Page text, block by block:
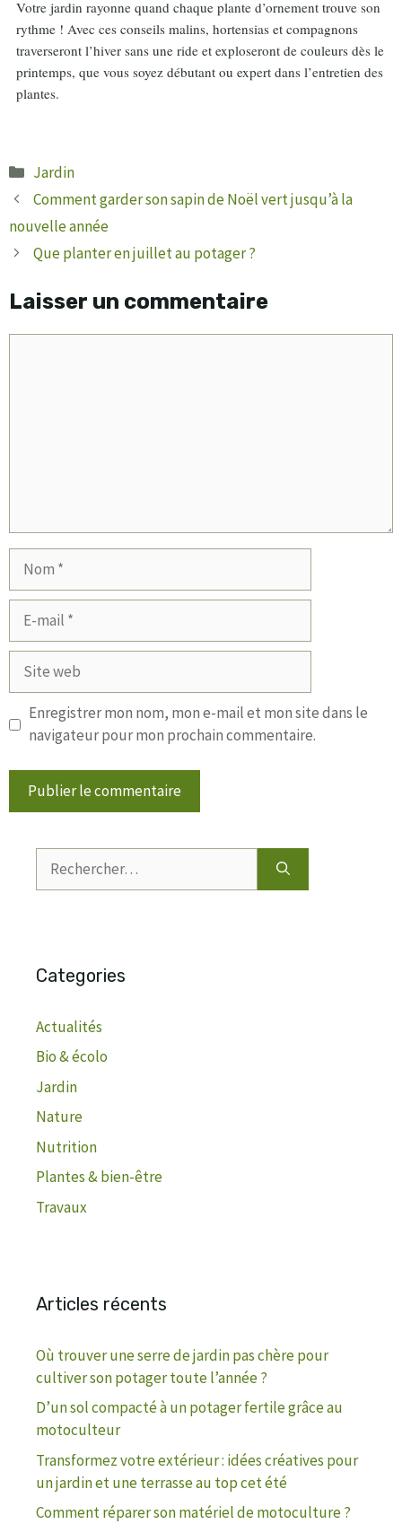
Votre jardin rayonne quand chaque plante d’ornement trouve son
rythme ! Avec ces conseils malins, hortensias et compagnons
traverseront l’hiver sans une ride et exploseront de couleurs dès le
printemps, que vous soyez débutant ou expert dans l’entretien des
plantes.
Catégories
Jardin
Comment garder son sapin de Noël vert jusqu’à la
nouvelle année
Que planter en juillet au potager ?
Laisser un commentaire
Nom
mail
Site
web
Enregistrer mon nom, mon e-mail et mon site dans le
navigateur pour mon prochain commentaire.
Rechercher :
Categories
Actualités
Bio & écolo
Jardin
Nature
Nutrition
Plantes & bien-être
Travaux
Articles récents
Où trouver une serre de jardin pas chère pour
cultiver son potager toute l’année ?
D’un sol compacté à un potager fertile grâce au
motoculteur
Transformez votre extérieur : idées créatives pour
un jardin et une terrasse au top cet été
Comment réparer son matériel de motoculture ?